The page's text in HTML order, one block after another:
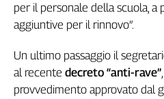
Work
in
L'Italia
nel
per il personale della scuola, a
aggiuntive per il rinnovo”.
Un ultimo passaggio il
al recente decreto “anti-rave”
provvedimento approvato dal